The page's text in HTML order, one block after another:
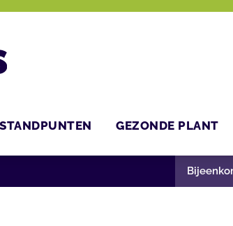
STANDPUNTEN GEZONDE PLANT